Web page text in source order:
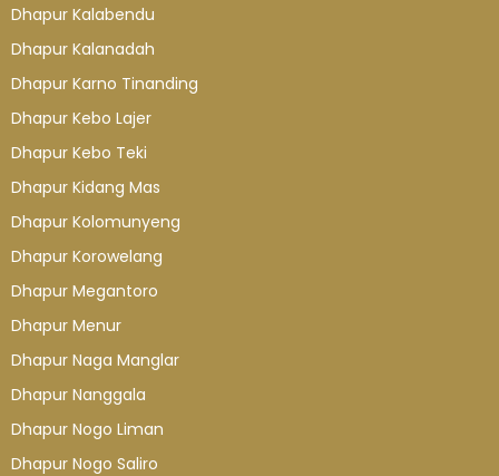
Dhapur Kalabendu
Dhapur Kalanadah
Dhapur Karno Tinanding
Dhapur Kebo Lajer
Dhapur Kebo Teki
Dhapur Kidang Mas
Dhapur Kolomunyeng
Dhapur Korowelang
Dhapur Megantoro
Dhapur Menur
Dhapur Naga Manglar
Dhapur Nanggala
Dhapur Nogo Liman
Dhapur Nogo Saliro